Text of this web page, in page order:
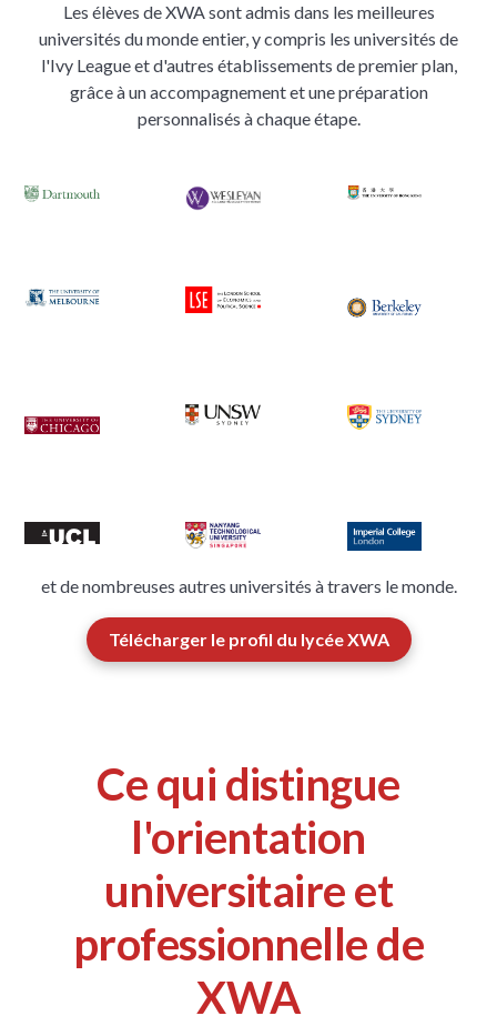
Les élèves de XWA sont admis dans les meilleures
universités du monde entier, y compris les universités de
l'Ivy League et d'autres établissements de premier plan,
grâce à un accompagnement et une préparation
personnalisés à chaque étape.
et de nombreuses autres universités à travers le monde.
Télécharger le profil du lycée XWA
Ce qui distingue
l'orientation
universitaire et
professionnelle de
XWA